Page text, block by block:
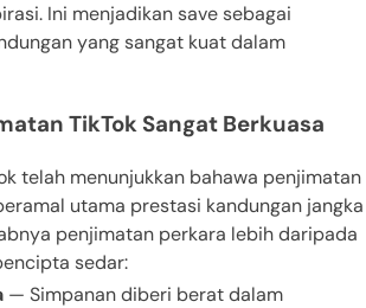
Ini menjadikan save sebagai
yang sangat kuat dalam
TikTok Sangat Berkuasa
telah menunjukkan bahawa penjimatan
utama prestasi kandungan jangka
penjimatan perkara lebih daripada
sedar:
— Simpanan diberi berat dalam